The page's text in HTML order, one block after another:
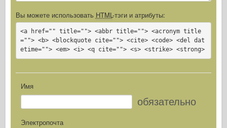
Вы можете использовать HTML-тэги и атрибуты:
<a href="" title=""> <abbr title=""> <acronym title
=""> <b> <blockquote cite=""> <cite> <code> <del dat
etime=""> <em> <i> <q cite=""> <s> <strike> <strong>
Имя
обязательно
Электропочта